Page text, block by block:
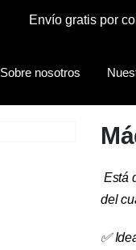
Envío gratis por
Sobre nosotros
Está
del
✅